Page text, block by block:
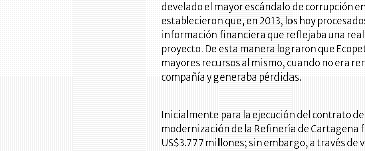
develado el mayor escándalo de corrupción
establecieron que, en 2013, los hoy
información financiera que reflejaba una
proyecto. De esta manera lograron que
mayores recursos al mismo, cuando no era
compañía y generaba pérdidas.
Inicialmente para la ejecución del contrato
modernización de la Refinería de Cartagena
US$3.777 millones; sin embargo, a través de